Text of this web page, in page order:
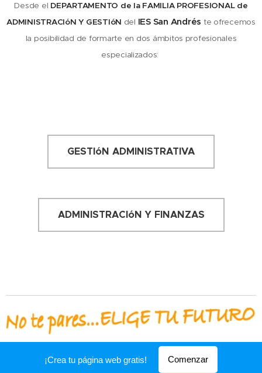
Desde el DEPARTAMENTO de la FAMILIA PROFESIONAL de
ADMINISTRACIóN Y GESTIóN del IES San Andrés te ofrecemos
la posibilidad de formarte en dos ámbitos profesionales
especializados:
GESTIóN ADMINISTRATIVA
ADMINISTRACIóN Y FINANZAS
Qué cualidades debes poseer para tener
¡Crea tu página web gratis! Comenzar